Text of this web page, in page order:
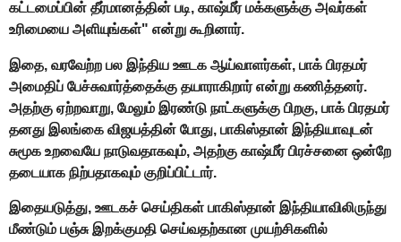
கட்டமைப்பின் தீர்மானத்தின் படி, காஷ்மீர் மக்களுக்கு அவர்கள்
உரிமையை அளியுங்கள்" என்று கூறினார்.
இதை, வரவேற்ற பல இந்திய ஊடக ஆய்வாளர்கள், பாக் பிரதமர்
அமைதிப் பேச்சுவார்த்தைக்கு தயாராகிறார் என்று கணித்தனர்.
அதற்கு ஏற்றவாறு, மேலும் இரண்டு நாட்களுக்கு பிறகு, பாக் பிரதமர்
தனது இலங்கை விஜயத்தின் போது, பாகிஸ்தான் இந்தியாவுடன்
சுமூக உறவையே நாடுவதாகவும், அதற்கு காஷ்மீர் பிரச்சனை ஒன்றே
தடையாக நிற்பதாகவும் குறிப்பிட்டார்.
இதையடுத்து, ஊடகச் செய்திகள் பாகிஸ்தான் இந்தியாவிலிருந்து
மீண்டும் பஞ்சு இறக்குமதி செய்வதற்கான முயற்சிகளில்